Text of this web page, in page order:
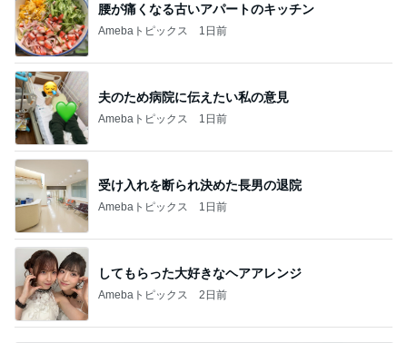
腰が痛くなる古いアパートのキッチン
Amebaトピックス 1日前
夫のため病院に伝えたい私の意見
Amebaトピックス 1日前
受け入れを断られ決めた長男の退院
Amebaトピックス 1日前
してもらった大好きなヘアアレンジ
Amebaトピックス 2日前